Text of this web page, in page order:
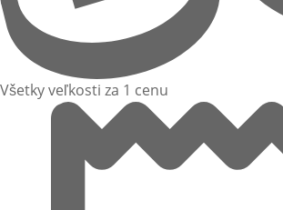
Všetky veľkosti za 1 cenu